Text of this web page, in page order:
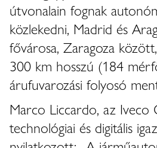
útvonalain fognak
közlekedni, Madrid és
fővárosa, Zaragoza
300 km hosszú (184
árufuvarozási folyosó
Marco Liccardo, az Iveco
technológiai és digitális